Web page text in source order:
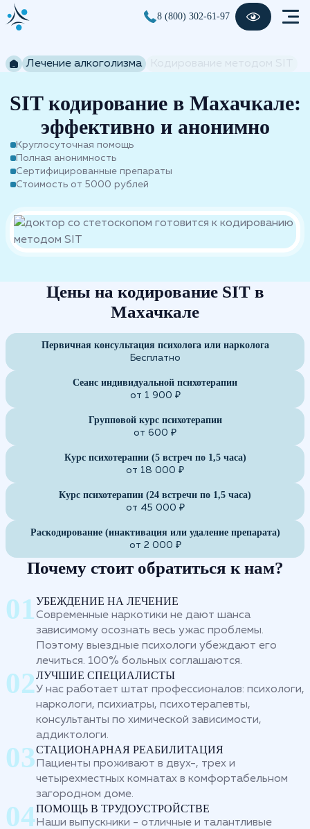
8 (800) 302-61-97
Лечение алкоголизма
SIT кодирование в Махачкале:
эффективно и анонимно
Круглосуточная помощь
Полная анонимность
Сертифицированные препараты
Стоимость от 5000 рублей
Цены на кодирование SIT в
Махачкале
Первичная консультация психолога или нарколога
Бесплатно
Сеанс индивидуальной психотерапии
от 1 900 ₽
Групповой курс психотерапии
от 600 ₽
Курс психотерапии (5 встреч по 1,5 часа)
от 18 000 ₽
Курс психотерапии (24 встречи по 1,5 часа)
от 45 000 ₽
Раскодирование (инактивация или удаление препарата)
от 2 000 ₽
Почему стоит обратиться к нам?
УБЕЖДЕНИЕ НА ЛЕЧЕНИЕ
Современные наркотики не дают шанса
зависимому осознать весь ужас проблемы.
Поэтому выездные психологи убеждают его
лечиться. 100% больных соглашаются.
ЛУЧШИЕ СПЕЦИАЛИСТЫ
У нас работает штат профессионалов: психологи,
наркологи, психиатры, психотерапевты,
консультанты по химической зависимости,
аддиктологи.
СТАЦИОНАРНАЯ РЕАБИЛИТАЦИЯ
Пациенты проживают в двух-, трех и
четырехместных комнатах в комфортабельном
загородном доме.
ПОМОЩЬ В ТРУДОУСТРОЙСТВЕ
Наши выпускники - отличные и талантливые